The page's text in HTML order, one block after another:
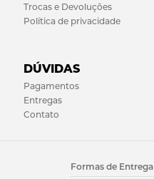
Trocas e Devoluções
Política de privacidade
DÚVIDAS
Pagamentos
Entregas
Contato
Formas de Entrega